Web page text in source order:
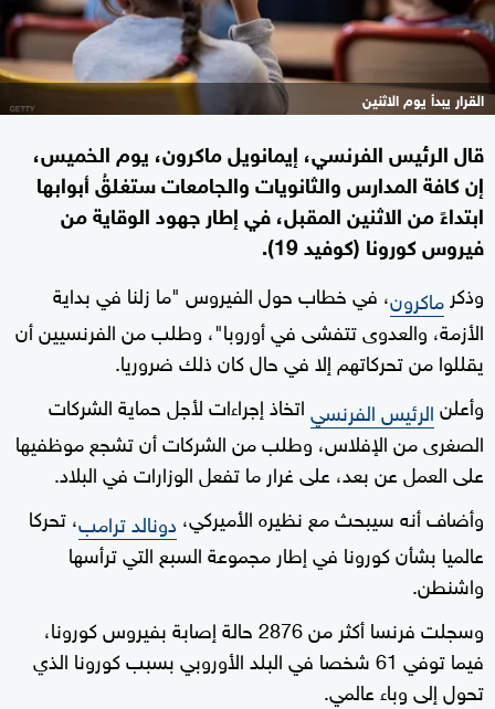
القرار يبدأ يوم الاثنين
قال الرئيس الفرنسي، إيمانويل ماكرون، يوم الخميس،
إن كافة المدارس والثانويات والجامعات ستغلقُ أبوابها
ابتداءً من الاثنين المقبل، في إطار جهود الوقاية من
فيروس كورونا (كوفيد 19).
وذكر ماكرون، في خطاب حول الفيروس "ما زلنا في بداية
الأزمة، والعدوى تتفشى في أوروبا"، وطلب من الفرنسيين أن
يقللوا من تحركاتهم إلا في حال كان ذلك ضروريا.
وأعلنالرئيس الفرنسياتخاذ إجراءات لأجل حماية الشركات
الصغرى من الإفلاس، وطلب من الشركات أن تشجع موظفيها
على العمل عن بعد، على غرار ما تفعل الوزارات في البلاد.
وأضاف أنه سيبحث مع نظيره الأميركي،دونالد ترامب، تحركا
عالميا بشأن كورونا في إطار مجموعة السبع التي ترأسها
واشنطن.
وسجلت فرنسا أكثر من 2876 حالة إصابة بفيروس كورونا،
فيما توفي 61 شخصا في البلد الأوروبي بسبب كورونا الذي
تحول إلى وباء عالمي.